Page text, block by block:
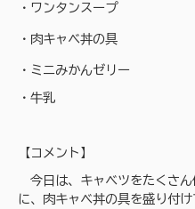
・ワンタンスープ
・肉キャベ丼の具
・ミニみかんゼリー
・牛乳
【コメント】
今日は、キャベツをたくさ
に、肉キャベ丼の具を盛り付